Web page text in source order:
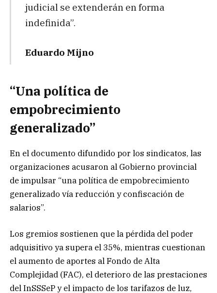
judicial se extenderán en forma
indefinida”.
Eduardo Mijno
“Una política de
empobrecimiento
generalizado”
En el documento difundido por los sindicatos, las
organizaciones acusaron al Gobierno provincial
de impulsar “una política de empobrecimiento
generalizado vía reducción y confiscación de
salarios”.
Los gremios sostienen que la pérdida del poder
adquisitivo ya supera el 35%, mientras cuestionan
el aumento de aportes al Fondo de Alta
Complejidad (FAC), el deterioro de las prestaciones
del InSSSeP y el impacto de los tarifazos de luz,